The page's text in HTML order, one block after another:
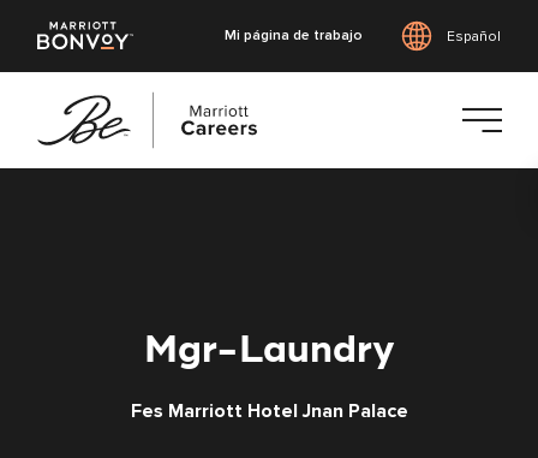
Mi página de trabajo Español
Mgr-Laundry
Fes Marriott Hotel Jnan Palace